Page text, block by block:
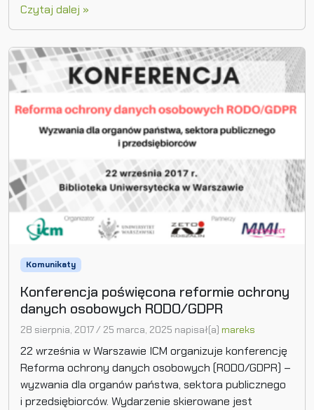
Czytaj dalej »
Komunikaty
Konferencja poświęcona reformie ochrony
danych osobowych RODO/GDPR
28 sierpnia, 2017/ 25 marca, 2025 napisał(a) mareks
22 września w Warszawie ICM organizuje konferencję
Reforma ochrony danych osobowych (RODO/GDPR) –
wyzwania dla organów państwa, sektora publicznego
i przedsiębiorców. Wydarzenie skierowane jest